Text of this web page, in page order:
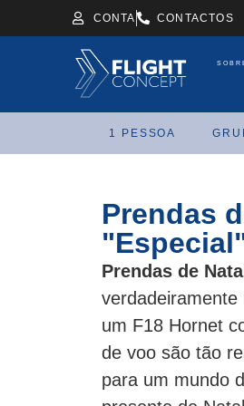
CONTA CONTACTOS
1 PESSOA
Prendas
Prendas de
um F18 Hornet
de voo são tão
para um mundo